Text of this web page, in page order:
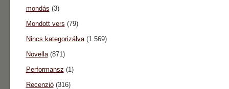
mondás (3)
Mondott vers (79)
Nincs kategorizálva(1 569)
Novella(871)
Performansz (1)
Recenzió(316)